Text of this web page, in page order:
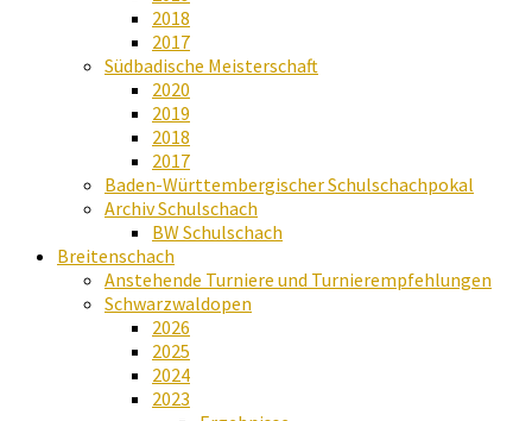
2018
2017
Südbadische Meisterschaft
2020
2019
2018
2017
Baden-Württembergischer Schulschachpokal
Archiv Schulschach
BW Schulschach
Breitenschach
Anstehende Turniere und Turnierempfehlungen
Schwarzwaldopen
2026
2025
2024
2023